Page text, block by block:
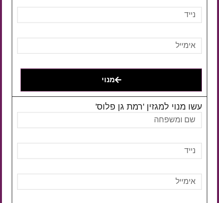
מנוי
עשו מנוי למגזין 'רמת גן פלוס'